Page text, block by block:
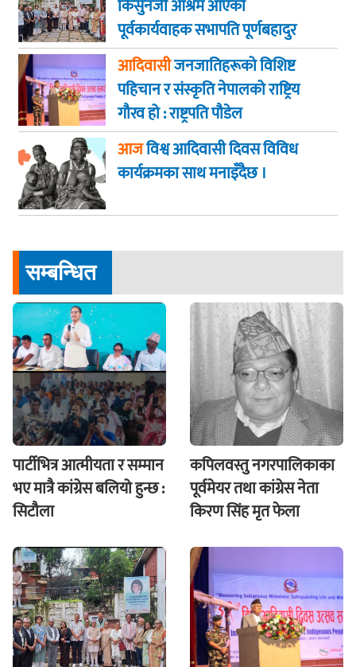
किसुनजी आश्रम आएकाे
पूर्वकार्यवाहक सभापति पूर्णबहादुर
खड्का
आदिवासीजनजातिहरूको विशिष्ट
पहिचान र संस्कृति नेपालको राष्ट्रिय
गौरव हो : राष्ट्रपति पौडेल
आजविश्व आदिवासी दिवस विविध
कार्यक्रमका साथ मनाइँदैछ ।
सम्बन्धित
पार्टीभित्र आत्मीयता र सम्मान
भए मात्रै कांग्रेस बलियो हुन्छ :
सिटौला
कपिलवस्तु नगरपालिकाका
पूर्वमेयर तथा कांग्रेस नेता
किरण सिंह मृत फेला